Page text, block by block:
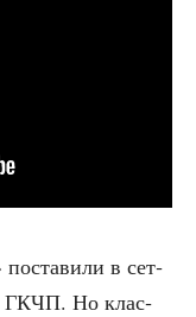
поста­ви­ли в сет­
ГКЧП. Но клас­